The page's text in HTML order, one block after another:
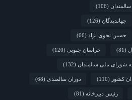
و پدربزرگ‌ها
سالمندان (106)
جهاندیدگان (126)
حسین نحوی نژاد (66)
(81) خراسان جنوبی (120)
شورای ملی سالمندان (132)
کشور (110) دوران سالمندی (68)
رئیس دبیرخانه (81)